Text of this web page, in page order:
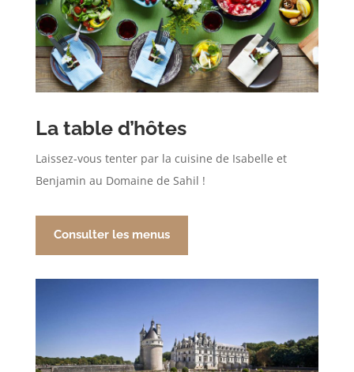
La table d’hôtes
Laissez-vous tenter par la cuisine de Isabelle et
Benjamin au Domaine de Sahil !
Consulter les menus